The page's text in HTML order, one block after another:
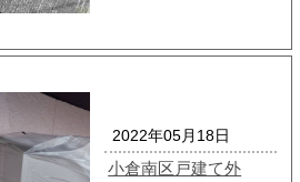
2022年05月18日
小倉南区戸建て外